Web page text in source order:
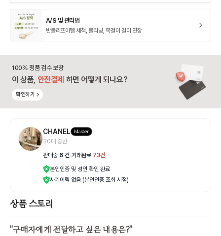
A/S 및 관리법
반클리프아펠 세척, 클리닝, 목걸이 길이 연장
100% 정품 검수 보장
이 상품, 안전결제 하면 어떻게 되나요?
확인하기
CHANEL Master
30대 중반
판매중 6 건 거래완료 73건
본인인증 및 성인 확인 완료
사기이력 없음 (본인인증 조회 시점)
상품 스토리
"구매자에게 전달하고 싶은 내용은?"